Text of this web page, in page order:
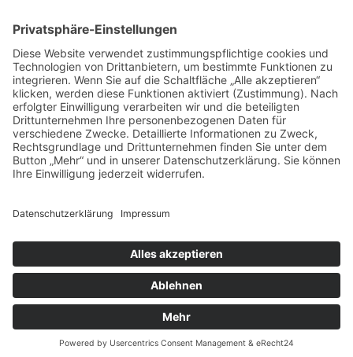
Bundesministerium Finanzen steuerliche Behandlung
Ukraine-Hilfe
Kolping – Netzwerk Ukraine (Kolpingwerk Deutschland)
Padlet: Kolping Netzwerk Ukraine
Versicherungsschutz ehrenamtliche Helfer (BGW)
VerbraucherService Bayern bietet ab sofort Ukraine-
Helfer*innen kostenlose Beratung an
© 2026 | Kolpingwerk Diözesanverband Augsburg
Datenschutzerklärung|Impressum